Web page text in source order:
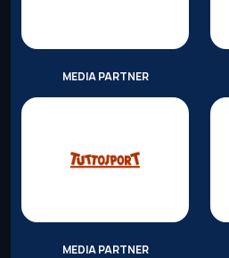
MEDIA PARTNER
MEDIA PARTNER